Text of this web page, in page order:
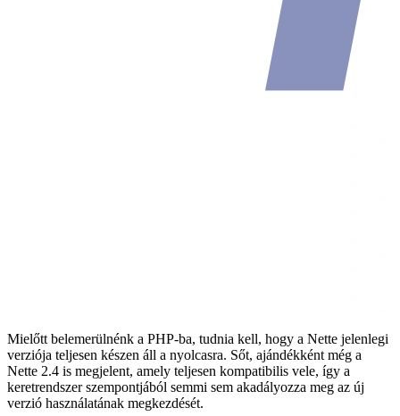
Mielőtt belemerülnénk a PHP-ba, tudnia kell, hogy a Nette jelenlegi
verziója teljesen készen áll a nyolcasra. Sőt, ajándékként még a
Nette 2.4 is megjelent, amely teljesen kompatibilis vele, így a
keretrendszer szempontjából semmi sem akadályozza meg az új
verzió használatának megkezdését.